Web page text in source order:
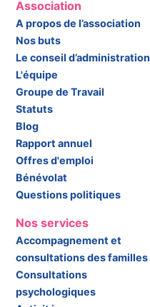
Association
A propos de l’association
Nos buts
Le conseil d’administration
L'équipe
Groupe de Travail
Statuts
Blog
Rapport annuel
Offres d'emploi
Bénévolat
Questions politiques
Nos services
Accompagnement et
consultations des familles
Consultations
psychologiques